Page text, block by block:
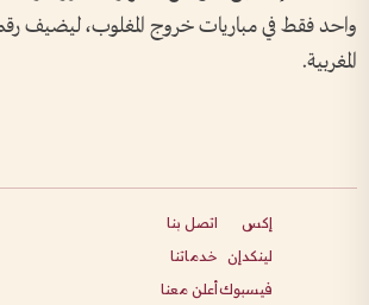
واحد فقط في مباريات خروج المغلوب، ليضيف
المغربية.
إكس
لينكدإن
فيسبوك
اتصل بنا
خدماتنا
أعلن معنا